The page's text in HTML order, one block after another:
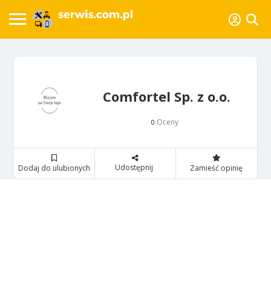
Comfortel Sp. z o.o.
0 Oceny
Dodaj do ulubionych Udostępnij Zamieść opinię